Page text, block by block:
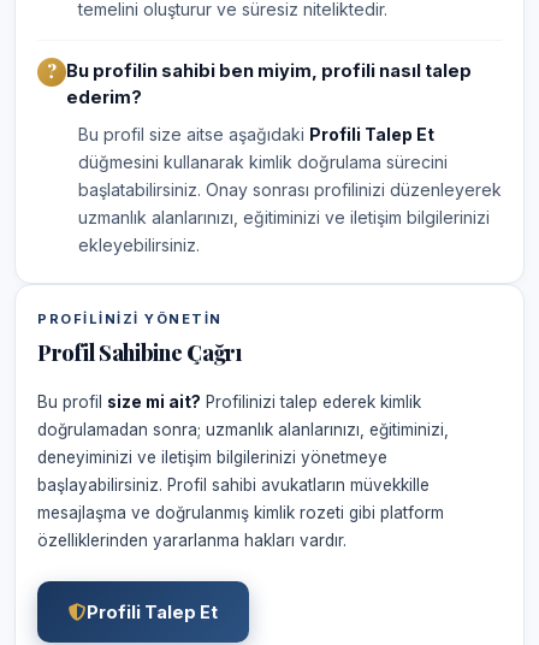
temelini oluşturur ve süresiz niteliktedir.
Bu profilin sahibi ben miyim, profili nasıl talep
ederim?
Bu profil size aitse aşağıdaki Profili Talep Et
düğmesini kullanarak kimlik doğrulama sürecini
başlatabilirsiniz. Onay sonrası profilinizi düzenleyerek
uzmanlık alanlarınızı, eğitiminizi ve iletişim bilgilerinizi
ekleyebilirsiniz.
PROFILINIZI YÖNETIN
Profil Sahibine Çağrı
Bu profil size mi ait? Profilinizi talep ederek kimlik
doğrulamadan sonra; uzmanlık alanlarınızı, eğitiminizi,
deneyiminizi ve iletişim bilgilerinizi yönetmeye
başlayabilirsiniz. Profil sahibi avukatların müvekkille
mesajlaşma ve doğrulanmış kimlik rozeti gibi platform
özelliklerinden yararlanma hakları vardır.
Profili Talep Et